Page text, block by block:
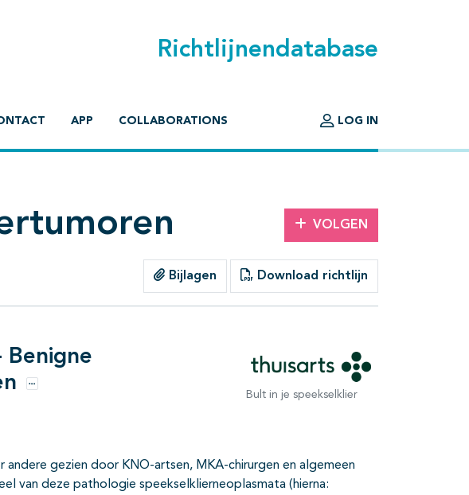
Richtlijnendatabase
APP COLLABORATIONS LOG IN
VOLGEN
Bijlagen Download richtlijn
Benigne
Opties Bult in je speekselklier
gezien door KNO-artsen, MKA-chirurgen en algemeen
van deze pathologie speekselklierneoplasmata (hierna: